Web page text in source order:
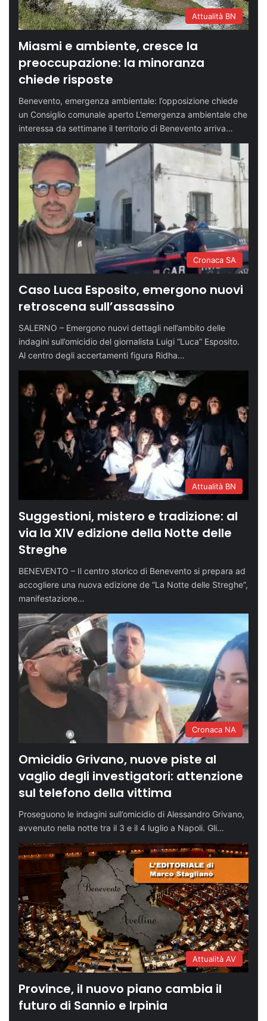
Attualità BN
Miasmi e ambiente, cresce la
preoccupazione: la minoranza
chiede risposte
Benevento, emergenza ambientale: l’opposizione chiede
un Consiglio comunale aperto L’emergenza ambientale che
interessa da settimane il territorio di Benevento arriva…
Cronaca SA
Caso Luca Esposito, emergono nuovi
retroscena sull’assassino
SALERNO – Emergono nuovi dettagli nell’ambito delle
indagini sull’omicidio del giornalista Luigi “Luca” Esposito.
Al centro degli accertamenti figura Ridha…
Attualità BN
Suggestioni, mistero e tradizione: al
via la XIV edizione della Notte delle
Streghe
BENEVENTO – Il centro storico di Benevento si prepara ad
accogliere una nuova edizione de “La Notte delle Streghe”,
manifestazione…
Cronaca NA
Omicidio Grivano, nuove piste al
vaglio degli investigatori: attenzione
sul telefono della vittima
Proseguono le indagini sull’omicidio di Alessandro Grivano,
avvenuto nella notte tra il 3 e il 4 luglio a Napoli. Gli…
Attualità AV
Province, il nuovo piano cambia il
futuro di Sannio e Irpinia